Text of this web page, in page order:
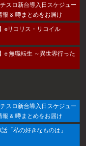
スロ新台導入日スケジュー
報 & 噂まとめをお届け
eリコリス・リコイル
e 無職転生 ～異世界行った
スロ新台導入日スケジュー
報 & 噂まとめをお届け
「私の好きなものは」